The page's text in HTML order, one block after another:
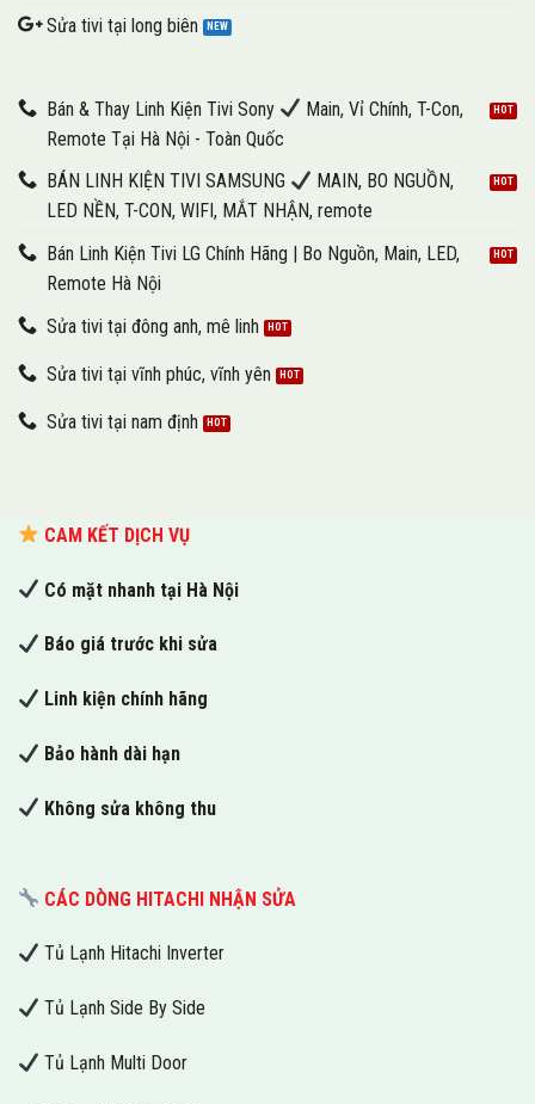
Sửa tivi tại long biên
Bán & Thay Linh Kiện Tivi Sony
Main, Vỉ Chính, T-Con,
Remote Tại Hà Nội - Toàn Quốc
BÁN LINH KIỆN TIVI SAMSUNG
MAIN, BO NGUỒN,
LED NỀN, T-CON, WIFI, MẮT NHẬN, remote
Bán Linh Kiện Tivi LG Chính Hãng | Bo Nguồn, Main, LED,
Remote Hà Nội
Sửa tivi tại đông anh, mê linh
Sửa tivi tại vĩnh phúc, vĩnh yên
Sửa tivi tại nam định
CAM KẾT DỊCH VỤ
Có mặt nhanh tại Hà Nội
Báo giá trước khi sửa
Linh kiện chính hãng
Bảo hành dài hạn
Không sửa không thu
CÁC DÒNG HITACHI NHẬN SỬA
Tủ Lạnh Hitachi Inverter
Tủ Lạnh Side By Side
Tủ Lạnh Multi Door